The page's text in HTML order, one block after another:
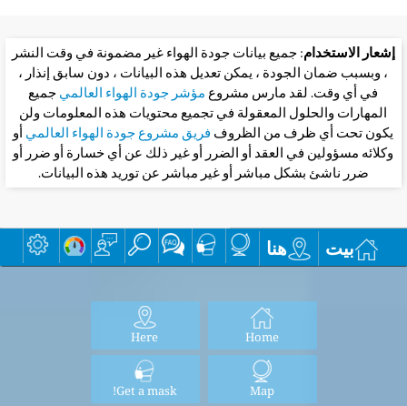
إشعار الاستخدام: جميع بيانات جودة الهواء غير مضمونة في وقت النشر
، وبسبب ضمان الجودة ، يمكن تعديل هذه البيانات ، دون سابق إنذار ،
في أي وقت. لقد مارس مشروعمؤشر جودة الهواء العالميجميع
المهارات والحلول المعقولة في تجميع محتويات هذه المعلومات ولن
يكون تحت أي ظرف من الظروففريق مشروع جودة الهواء العالميأو
وكلائه مسؤولين في العقد أو الضرر أو غير ذلك عن أي خسارة أو ضرر أو
ضرر ناشئ بشكل مباشر أو غير مباشر عن توريد هذه البيانات.
بيت هنا
Home
Here
Map
Get a mask!